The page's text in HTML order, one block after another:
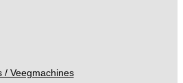
/ Veegmachines